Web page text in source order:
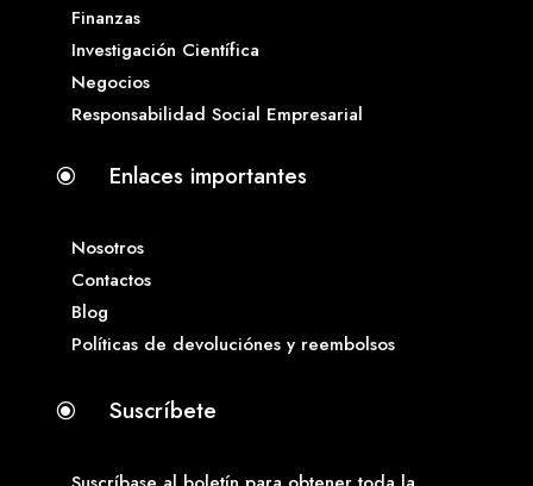
Finanzas
Investigación Científica
Negocios
Responsabilidad Social Empresarial
\ Enlaces importantes
Nosotros
Contactos
Blog
Políticas de devoluciónes y reembolsos
\ Suscríbete